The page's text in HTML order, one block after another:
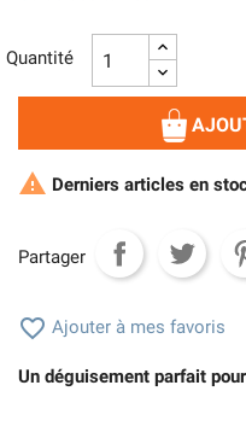
Quantité
 Derniers articles en
Partager
 Ajouter à mes favoris
Un déguisement parfait